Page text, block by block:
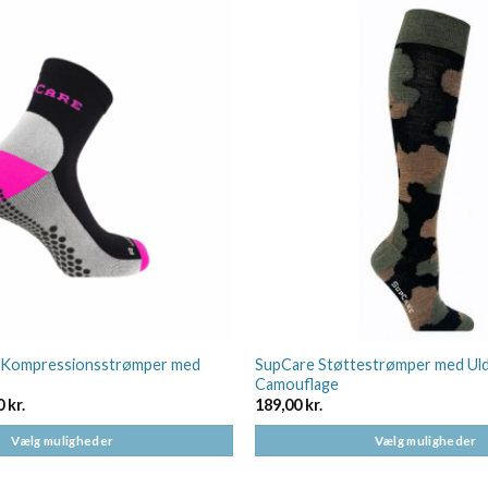
med
kr.
pris
er:
Vælg muligheder
SupCare Støttestrømper med
Camouflage
189,00kr.
Vælg muligheder